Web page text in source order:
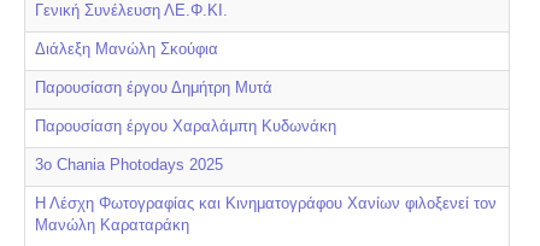
Γενική Συνέλευση ΛΕ.Φ.ΚΙ.
Διάλεξη Μανώλη Σκούφια
Παρουσίαση έργου Δημήτρη Μυτά
Παρουσίαση έργου Χαραλάμπη Κυδωνάκη
3ο Chania Photodays 2025
Η Λέσχη Φωτογραφίας και Κινηματογράφου Χανίων φιλοξενεί τον
Μανώλη Καραταράκη